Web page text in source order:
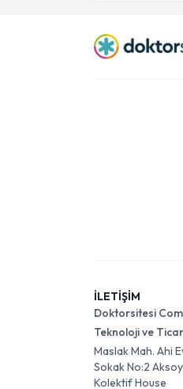
İLETİŞİM
Doktorsitesi
Teknoloji ve
Maslak Mah. Ahi
Sokak No:2
Kolektif House